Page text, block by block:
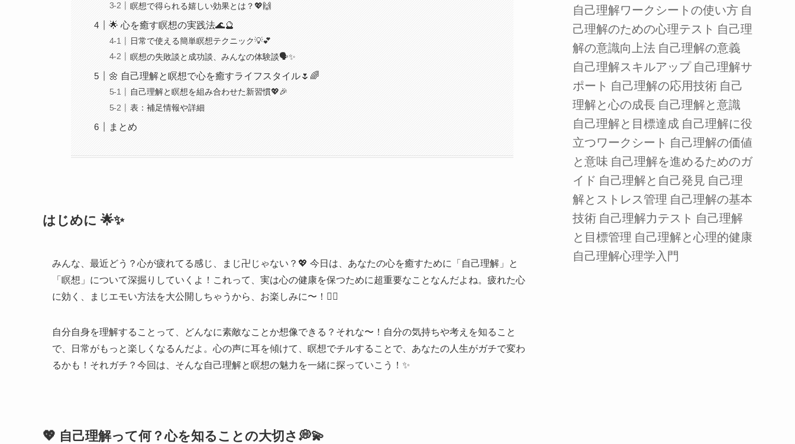
瞑想で得られる嬉しい効果とは？💖🙌
🌟 心を癒す瞑想の実践法🌊🔮
日常で使える簡単瞑想テクニック💡💕
瞑想の失敗談と成功談、みんなの体験談🗣️✨
🌼 自己理解と瞑想で心を癒すライフスタイル🌷🌈
自己理解と瞑想を組み合わせた新習慣💖🎉
表：補足情報や詳細
まとめ
はじめに 🌟✨
みんな、最近どう？心が疲れてる感じ、まじ卍じゃない？💖 今日は、あなたの心を癒すために「自己理解」と
「瞑想」について深掘りしていくよ！これって、実は心の健康を保つために超重要なことなんだよね。疲れた心
に効く、まじエモい方法を大公開しちゃうから、お楽しみに〜！🧘‍♀️
自分自身を理解することって、どんなに素敵なことか想像できる？それな〜！自分の気持ちや考えを知ること
で、日常がもっと楽しくなるんだよ。心の声に耳を傾けて、瞑想でチルすることで、あなたの人生がガチで変わ
るかも！それガチ？今回は、そんな自己理解と瞑想の魅力を一緒に探っていこう！✨
💖 自己理解って何？心を知ることの大切さ💭💫
自己理解ワークシートの使い方 自
己理解のための心理テスト 自己理
解の意識向上法 自己理解の意義
自己理解スキルアップ 自己理解サ
ポート 自己理解の応用技術 自己
理解と心の成長 自己理解と意識
自己理解と目標達成 自己理解に役
立つワークシート 自己理解の価値
と意味 自己理解を進めるためのガ
イド 自己理解と自己発見 自己理
解とストレス管理 自己理解の基本
技術 自己理解力テスト 自己理解
と目標管理 自己理解と心理的健康
自己理解心理学入門